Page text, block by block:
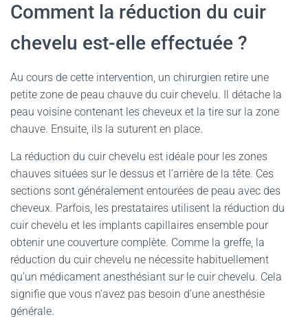
Comment la réduction du cuir
chevelu est-elle effectuée ?
Au cours de cette intervention, un chirurgien retire une
petite zone de peau chauve du cuir chevelu. Il détache la
peau voisine contenant les cheveux et la tire sur la zone
chauve. Ensuite, ils la suturent en place.
La réduction du cuir chevelu est idéale pour les zones
chauves situées sur le dessus et l’arrière de la tête. Ces
sections sont généralement entourées de peau avec des
cheveux. Parfois, les prestataires utilisent la réduction du
cuir chevelu et les implants capillaires ensemble pour
obtenir une couverture complète. Comme la greffe, la
réduction du cuir chevelu ne nécessite habituellement
qu’un médicament anesthésiant sur le cuir chevelu. Cela
signifie que vous n’avez pas besoin d’une anesthésie
générale.